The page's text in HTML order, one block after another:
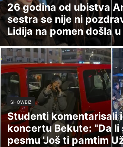
26 godina od ubistva
sestra se nije ni
Lidija na pomen došla
SHOWBIZ
Studenti komentarisali
koncertu Bekute: "Da li
pesmu 'Još ti pamtim